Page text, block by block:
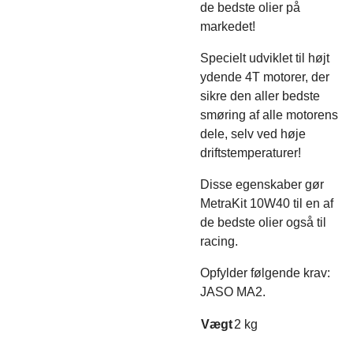
de bedste olier på
markedet!
Specielt udviklet til højt
ydende 4T motorer, der
sikre den aller bedste
smøring af alle motorens
dele, selv ved høje
driftstemperaturer!
Disse egenskaber gør
MetraKit 10W40 til en af
de bedste olier også til
racing.
Opfylder følgende krav:
JASO MA2.
Vægt2 kg